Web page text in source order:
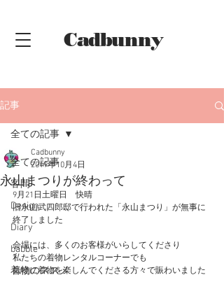
Cadbunny
記事
全ての記事
客間
Design
Diary
babble
着物のススメ
全ての記事
永山まつりが終わって
Cadbunny
2019年10月4日
9月21日土曜日　快晴
旧永山武四郎邸で行われた「永山まつり」が無事に
終了しました
会場には、多くのお客様がいらしてくださり
私たちの着物レンタルコーナーでも
気軽に着物を楽しんでくださる方々で賑わいました